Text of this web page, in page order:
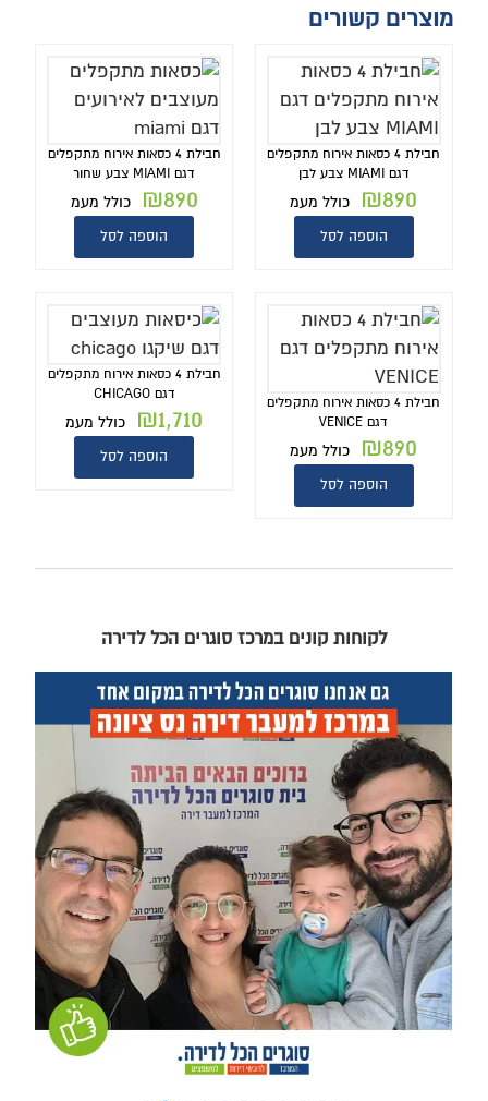
מוצרים קשורים
חבילת 4 כסאות אירוח מתקפלים
דגם MIAMI צבע לבן
₪890 כולל מעמ
הוספה לסל
חבילת 4 כסאות אירוח מתקפלים
דגם MIAMI צבע שחור
₪890 כולל מעמ
הוספה לסל
חבילת 4 כסאות אירוח מתקפלים
דגם VENICE
₪890 כולל מעמ
הוספה לסל
חבילת 4 כסאות אירוח מתקפלים
דגם CHICAGO
₪1,710 כולל מעמ
הוספה לסל
לקוחות קונים במרכז סוגרים הכל לדירה